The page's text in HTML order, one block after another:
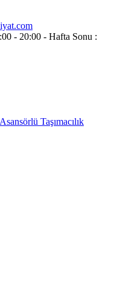
- 20:00 - Hafta Sonu :